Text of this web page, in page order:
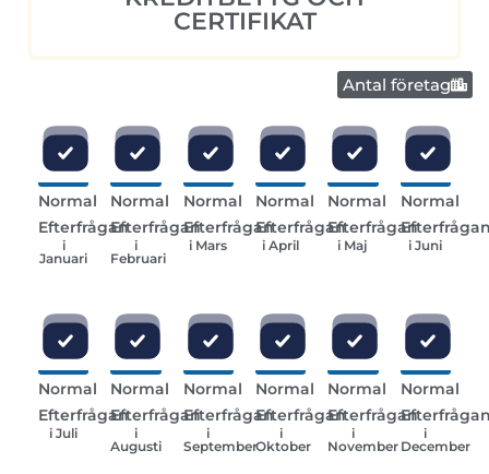
CERTIFIKAT
Antal företag
Normal
Efterfrågan
i
Januari
Normal
Efterfrågan
i
Februari
Normal
Efterfrågan
i Mars
Normal
Efterfrågan
i April
Normal
Efterfrågan
i Maj
Normal
i Juni
Normal
Efterfrågan
i Juli
Normal
Efterfrågan
i
Augusti
Normal
Efterfrågan
i
September
Normal
Efterfrågan
i
Oktober
Normal
Efterfrågan
i
November
Normal
i
December